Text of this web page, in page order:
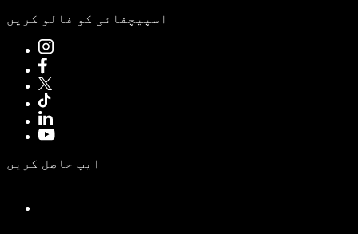
اسپیچفائی کو فالو کریں
ایپ حاصل کریں